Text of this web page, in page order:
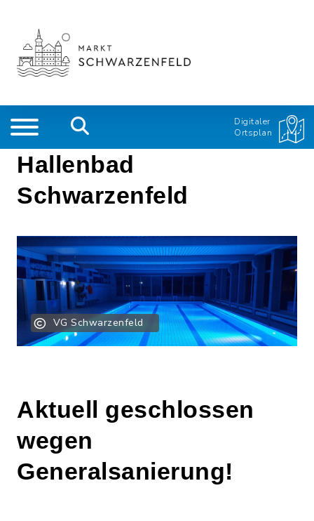
Digitaler
Ortsplan
Hallenbad
Schwarzenfeld
VG Schwarzenfeld
Aktuell geschlossen
wegen
Generalsanierung!